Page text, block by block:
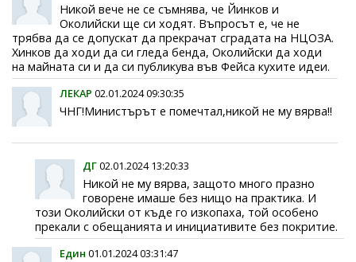
Никой вече не се съмнява, че Йинков и
Околийски ще си ходят. Въпросът е, че не
трябва да се допускат да прекрачат сградата на НЦОЗА.
Хинков да ходи да си гледа бенда, Околийски да ходи
на майната си и да си публикува във Фейса кухите идеи.
ЛЕКАР 02.01.2024 09:30:35
ЧНГ!Министърът е помечтал,никой не му вярва!!
ДГ02.01.2024 13:20:33
Никой не му вярва, защото много празно
говорене имаше без нищо на практика. И
този Околийски от къде го изкопаха, той особено
прекали с обещанията и инициативите без покритие.
Един 01.01.2024 03:31:47